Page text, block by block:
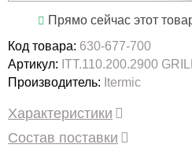
Прямо сейчас этот
Код товара: 630-677-700
Артикул: ITT.110.200.2900
Производитель: Itermic
Характеристики
Состав поставки